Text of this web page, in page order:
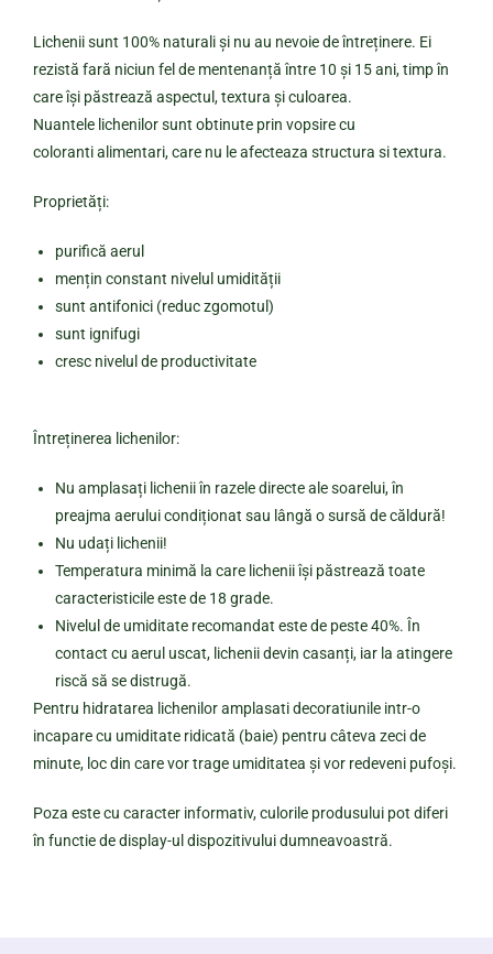
Lichenii sunt 100% naturali și nu au nevoie de întreținere. Ei
rezistă fară niciun fel de mentenanță între 10 și 15 ani, timp în
care își păstrează aspectul, textura și culoarea.
Nuantele lichenilor sunt obtinute prin vopsire cu
coloranti alimentari, care nu le afecteaza structura si textura.
Proprietăți:
purifică aerul
mențin constant nivelul umidității
sunt antifonici (reduc zgomotul)
sunt ignifugi
cresc nivelul de productivitate
Întreținerea lichenilor:
Nu amplasați lichenii în razele directe ale soarelui, în
preajma aerului condiționat sau lângă o sursă de căldură!
Nu udați lichenii!
Temperatura minimă la care lichenii își păstrează toate
caracteristicile este de 18 grade.
Nivelul de umiditate recomandat este de peste 40%. În
contact cu aerul uscat, lichenii devin casanți, iar la atingere
riscă să se distrugă.
Pentru hidratarea lichenilor amplasati decoratiunile intr-o
incapare cu umiditate ridicată (baie) pentru câteva zeci de
minute, loc din care vor trage umiditatea și vor redeveni pufoși.
Poza este cu caracter informativ, culorile produsului pot diferi
în functie de display-ul dispozitivului dumneavoastră.